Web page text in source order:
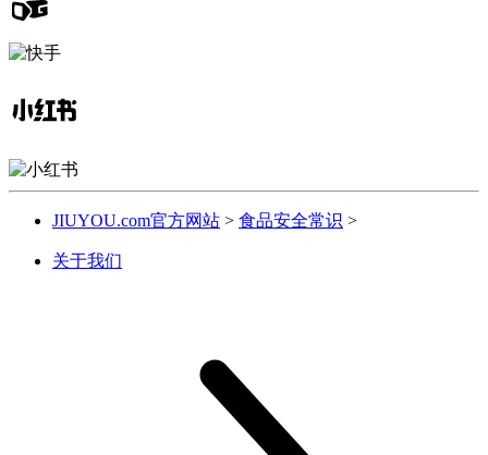
JIUYOU.com官方网站 > 食品安全常识 >
关于我们